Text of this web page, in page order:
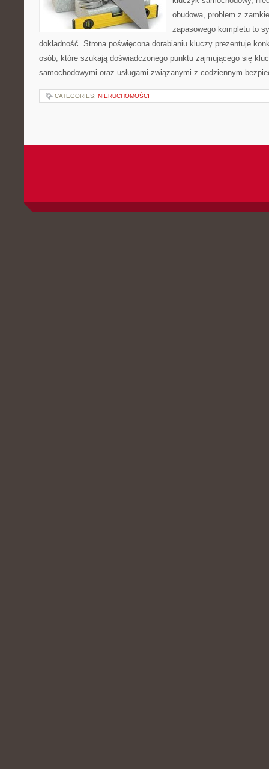
obudowa, problem z
zapasowego kompletu to
dokładność. Strona poświęcona dorabianiu kluczy prezentuje
osób, które szukają doświadczonego punktu zajmującego się
samochodowymi oraz usługami związanymi z codziennym
CATEGORIES: NIERUCHOMOŚCI